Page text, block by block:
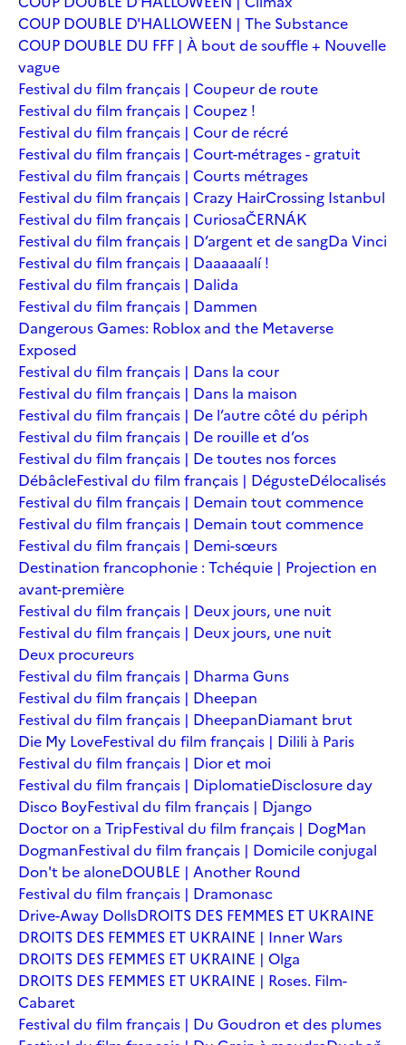
COUP DOUBLE D'HALLOWEEN | The Substance
COUP DOUBLE DU FFF | À bout de souffle + Nouvelle
vague
Festival du film français | Coupeur de route
Festival du film français | Coupez !
Festival du film français | Cour de récré
Festival du film français | Court-métrages - gratuit
Festival du film français | Courts métrages
Festival du film français | Crazy HairCrossing Istanbul
Festival du film français | CuriosaČERNÁK
Festival du film français | D’argent et de sangDa Vinci
Festival du film français | Daaaaaalí !
Festival du film français | Dalida
Festival du film français | Dammen
Dangerous Games: Roblox and the Metaverse
Exposed
Festival du film français | Dans la cour
Festival du film français | Dans la maison
Festival du film français | De l’autre côté du périph
Festival du film français | De rouille et d’os
Festival du film français | De toutes nos forces
DébâcleFestival du film français | DégusteDélocalisés
Festival du film français | Demain tout commence
Festival du film français | Demain tout commence
Festival du film français | Demi-sœurs
Destination francophonie : Tchéquie | Projection en
avant-première
Festival du film français | Deux jours, une nuit
Festival du film français | Deux jours, une nuit
Deux procureurs
Festival du film français | Dharma Guns
Festival du film français | Dheepan
Festival du film français | DheepanDiamant brut
Die My LoveFestival du film français | Dilili à Paris
Festival du film français | Dior et moi
Festival du film français | DiplomatieDisclosure day
Disco BoyFestival du film français | Django
Doctor on a TripFestival du film français | DogMan
DogmanFestival du film français | Domicile conjugal
Don't be aloneDOUBLE | Another Round
Festival du film français | Dramonasc
Drive-Away DollsDROITS DES FEMMES ET UKRAINE
DROITS DES FEMMES ET UKRAINE | Inner Wars
DROITS DES FEMMES ET UKRAINE | Olga
DROITS DES FEMMES ET UKRAINE | Roses. Film-
Cabaret
Festival du film français | Du Goudron et des plumes